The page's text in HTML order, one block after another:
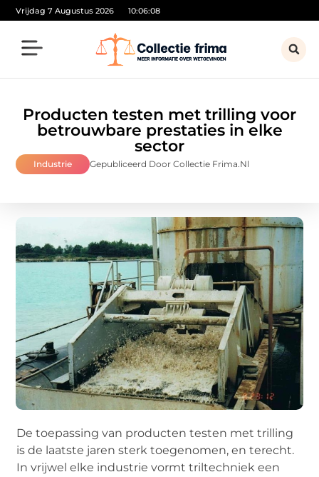
Vrijdag 7 Augustus 2026 10:06:09
Producten testen met trilling voor
betrouwbare prestaties in elke
sector
Industrie Gepubliceerd Door Collectie Frima.nl
De toepassing van producten testen met trilling
is de laatste jaren sterk toegenomen, en terecht.
In vrijwel elke industrie vormt triltechniek een